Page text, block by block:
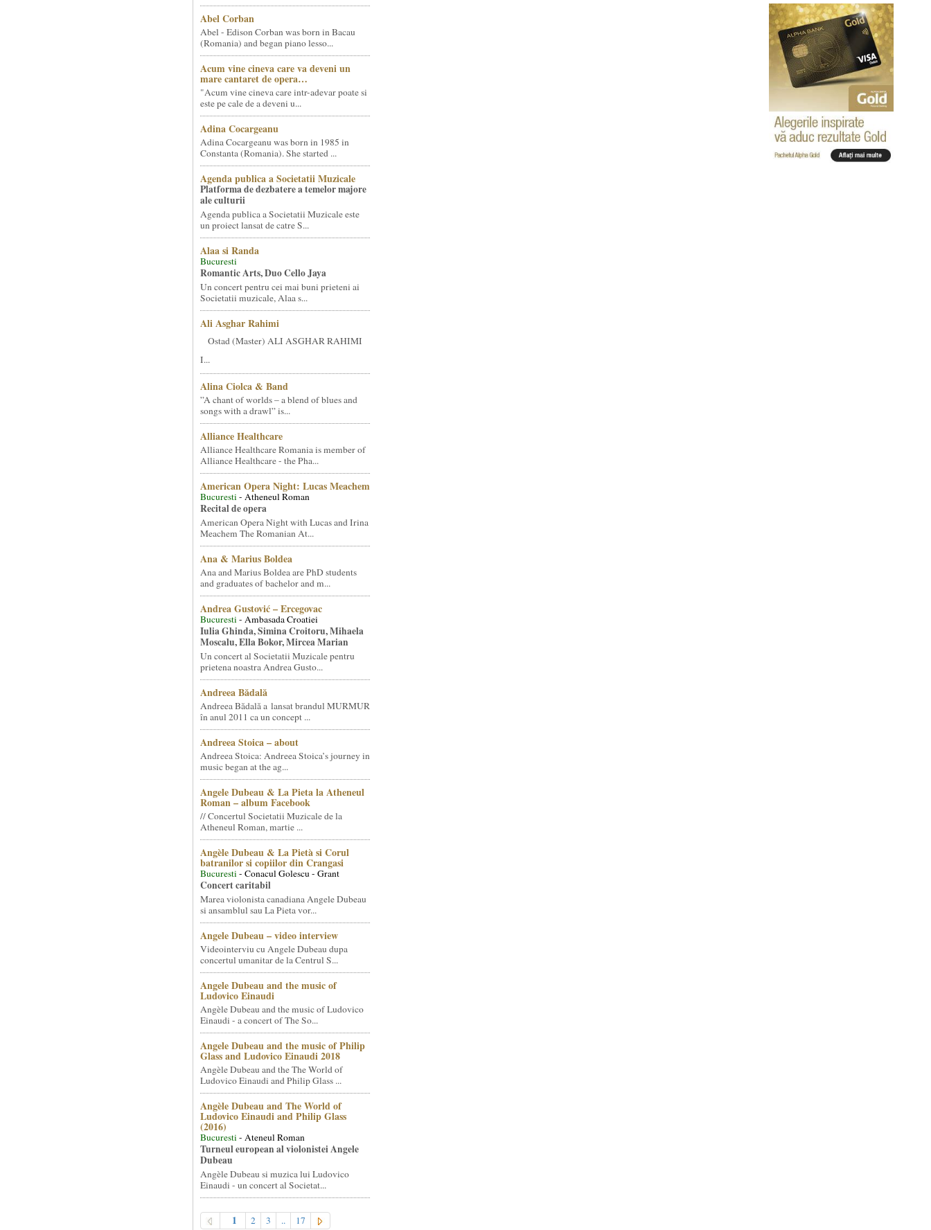
Abel Corban
Abel - Edison Corban was born in Bacau
(Romania) and began piano lesso...
Acum vine cineva care va deveni un
mare cantaret de opera…
"Acum vine cineva care intr-adevar poate si
este pe cale de a deveni u...
Adina Cocargeanu
Adina Cocargeanu was born in 1985 in
Constanta (Romania). She started ...
Agenda publica a Societatii Muzicale
Platforma de dezbatere a temelor majore
ale culturii
Agenda publica a Societatii Muzicale este
un proiect lansat de catre S...
Alaa si Randa
Bucuresti
Romantic Arts, Duo Cello Jaya
Un concert pentru cei mai buni prieteni ai
Societatii muzicale, Alaa s...
Ali Asghar Rahimi
Ostad (Master) ALI ASGHAR RAHIMI
I...
Alina Ciolca & Band
”A chant of worlds – a blend of blues and
songs with a drawl” is...
Alliance Healthcare
Alliance Healthcare Romania is member of
Alliance Healthcare - the Pha...
American Opera Night: Lucas Meachem
Bucuresti- Atheneul Roman
Recital de opera
American Opera Night with Lucas and Irina
Meachem The Romanian At...
Ana & Marius Boldea
Ana and Marius Boldea are PhD students
and graduates of bachelor and m...
Andrea Gustović – Ercegovac
Bucuresti- Ambasada Croatiei
Iulia Ghinda, Simina Croitoru, Mihaela
Moscalu, Ella Bokor, Mircea Marian
Un concert al Societatii Muzicale pentru
prietena noastra Andrea Gusto...
Andreea Bădală
Andreea Bădală a lansat brandul MURMUR
în anul 2011 ca un concept ...
Andreea Stoica – about
Andreea Stoica: Andreea Stoica’s journey in
music began at the ag...
Angele Dubeau & La Pieta la Atheneul
Roman – album Facebook
// Concertul Societatii Muzicale de la
Atheneul Roman, martie ...
Angèle Dubeau & La Pietà si Corul
batranilor si copiilor din Crangasi
Bucuresti- Conacul Golescu - Grant
Concert caritabil
Marea violonista canadiana Angele Dubeau
si ansamblul sau La Pieta vor...
Angele Dubeau – video interview
Videointerviu cu Angele Dubeau dupa
concertul umanitar de la Centrul S...
Angele Dubeau and the music of
Ludovico Einaudi
Angèle Dubeau and the music of Ludovico
Einaudi - a concert of The So...
Angele Dubeau and the music of Philip
Glass and Ludovico Einaudi 2018
Angèle Dubeau and the The World of
Ludovico Einaudi and Philip Glass ...
Angèle Dubeau and The World of
Ludovico Einaudi and Philip Glass
(2016)
Bucuresti- Ateneul Roman
Turneul european al violonistei Angele
Dubeau
Angèle Dubeau si muzica lui Ludovico
Einaudi - un concert al Societat...
1 2 3 .. 17